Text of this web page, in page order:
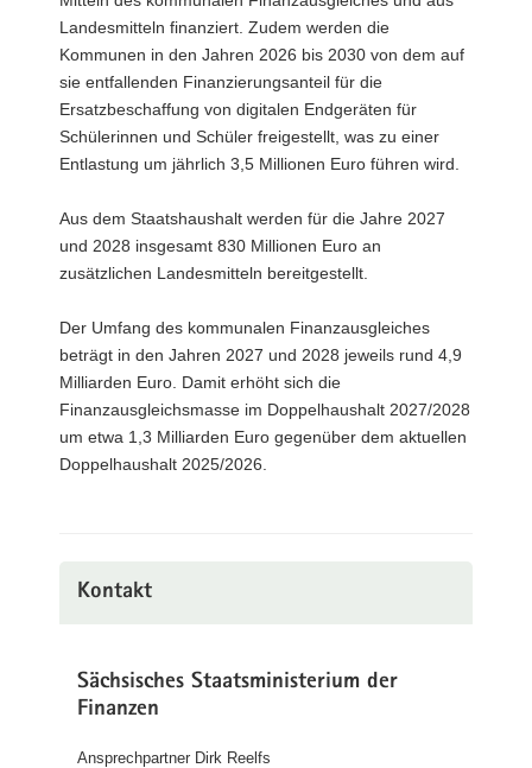
Landesmitteln finanziert. Zudem werden die
Kommunen in den Jahren 2026 bis 2030 von dem auf
sie entfallenden Finanzierungsanteil für die
Ersatzbeschaffung von digitalen Endgeräten für
Schülerinnen und Schüler freigestellt, was zu einer
Entlastung um jährlich 3,5 Millionen Euro führen wird.
Aus dem Staatshaushalt werden für die Jahre 2027
und 2028 insgesamt 830 Millionen Euro an
zusätzlichen Landesmitteln bereitgestellt.
Der Umfang des kommunalen Finanzausgleiches
beträgt in den Jahren 2027 und 2028 jeweils rund 4,9
Milliarden Euro. Damit erhöht sich die
Finanzausgleichsmasse im Doppelhaushalt 2027/2028
um etwa 1,3 Milliarden Euro gegenüber dem aktuellen
Doppelhaushalt 2025/2026.
Kontakt
Sächsisches Staatsministerium der
Finanzen
Ansprechpartner Dirk Reelfs